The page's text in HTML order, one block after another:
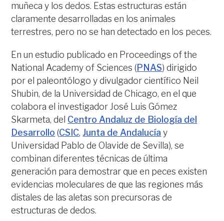
muñeca y los dedos. Estas estructuras están
claramente desarrolladas en los animales
terrestres, pero no se han detectado en los peces.
En un estudio publicado en Proceedings of the
National Academy of Sciences (PNAS) dirigido
por el paleontólogo y divulgador científico Neil
Shubin, de la Universidad de Chicago, en el que
colabora el investigador José Luis Gómez
Skarmeta, del Centro Andaluz de Biología del
Desarrollo (CSIC,Junta de Andalucía y
Universidad Pablo de Olavide de Sevilla), se
combinan diferentes técnicas de última
generación para demostrar que en peces existen
evidencias moleculares de que las regiones más
distales de las aletas son precursoras de
estructuras de dedos.